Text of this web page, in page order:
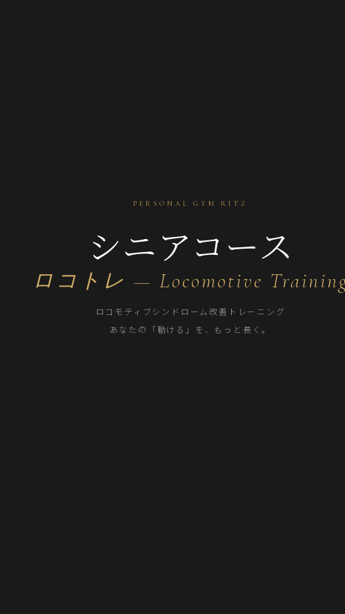
PERSONAL GYM RITZ
シニアコース
ロコトレ — Locomotive
ロコモティブシンドローム改善トレーニング
あなたの「動ける」を、もっと長く。